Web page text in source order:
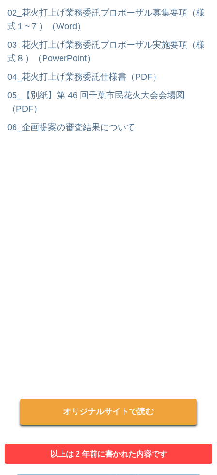
02_花火打上げ業務委託プロポーザル募集要項（様
式１~７）（Word）
03_花火打上げ業務委託プロポーザル実施要項（様
式８）（PowerPoint）
04_花火打上げ業務委託仕様書（PDF）
05_【別紙】第 46 回千葉市民花火大会会場図
（PDF）
06_企画提案の審査結果について
オリジナルサイトで読む
以上は 2 年前に書かれた内容です